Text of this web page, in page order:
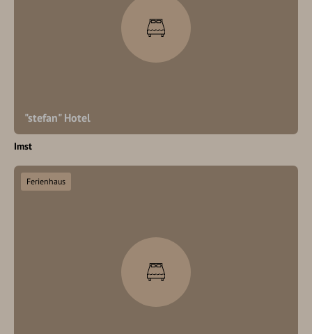
"stefan" Hotel
Imst
Ferienhaus